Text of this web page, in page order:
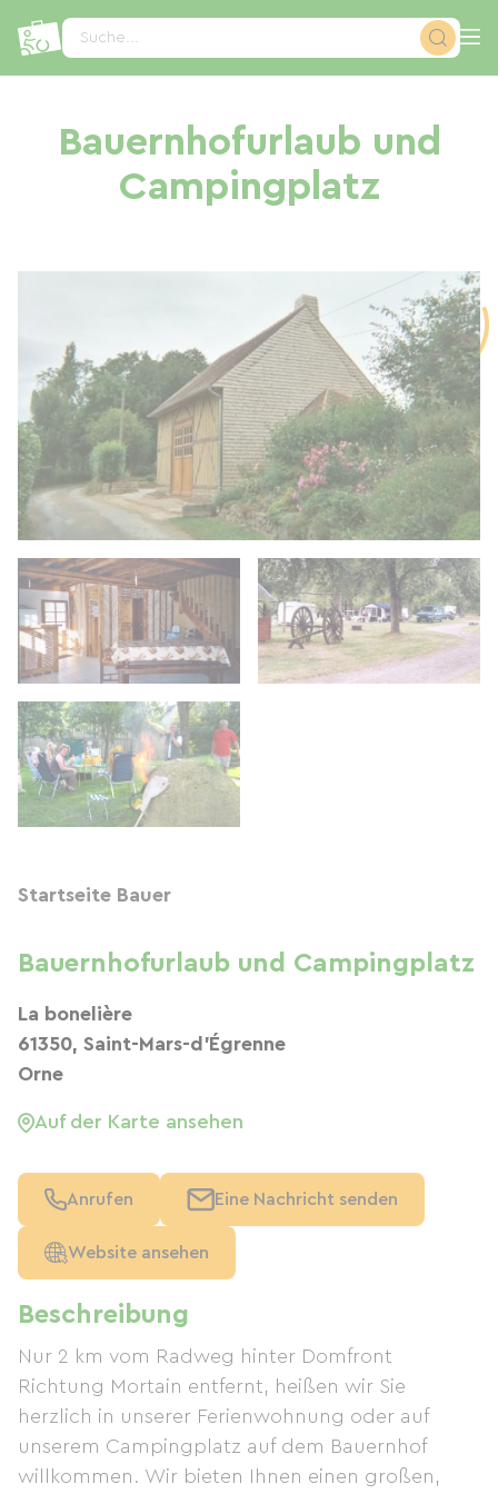
Suche...
Bauernhofurlaub und
Campingplatz
Beschreibung
Nur 2 km vom Radweg hinter Domfront
Richtung Mortain entfernt, heißen wir Sie
herzlich in unserer Ferienwohnung oder auf
unserem Campingplatz auf dem Bauernhof
willkommen. Wir bieten Ihnen einen großen,
Startseite Bauer
Bauernhofurlaub und Campingplatz
La bonelière
61350, Saint-Mars-d'Égrenne
Orne
Auf der Karte ansehen
Anrufen Eine Nachricht senden
Website ansehen
Cookie-Einstellungen